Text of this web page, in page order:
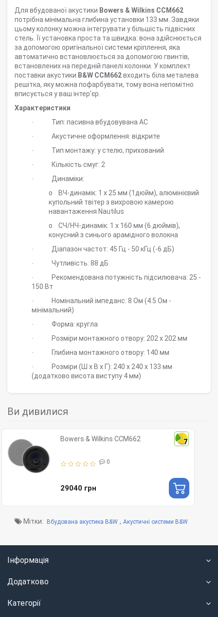
Для вбудованої акустики Bowers & Wilkins CCM662
потрібна мінімальна глибина установки 133 мм. Завдяки
цьому колонку можна інтегрувати у більшість підвісних
стель. Її установка проста та швидка: вона здійснюється
за допомогою оригінальної системи кріплення, яка
автоматично встановлюється за допомогою гвинтів,
встановлених на передній панелі колонки. У комплект
поставки акустики B&W CCM662входить біла металева
решітка, яку можна пофарбувати, тому вона непомітно
вписується у ваш інтер'єр.
Характеристики
· Тип: пасивна вбудовувана АС
· Акустичне оформлення: відкрите
· Тип монтажу: у стелю, прихований
· Кількість смуг: 2
·
Динаміки:
o
ВЧ-динамік: 1 х 25 мм (1дюйм), алюмінієвий
купольний твітер з вихровою камерою
навантаження Nautilus
o
СЧ/НЧ-динамік: 1 х 160 мм (6 дюймів),
конусний з синього арамідного волокна
· Діапазон частот: 45 Гц - 50 кГц (-6 дБ)
· Чутливість: 88 дБ
·
Рекомендована потужність підсилювача: 25 -
150 Вт
·
Номінальний імпеданс: 8 Ом (4.5 Ом -
мінімальний)
· Форма: кругла
· Розміри монтажного отвору: 202 х 202 мм
· Глибина монтажного отвору: 140 мм
· Розміри (Ш x В x Г): 240 x240 х 133 мм
(додатково висота виступу 4 мм)
Ви дивилися
7
Bowers & Wilkins CCM662
0
29040 грн
Мітки: Вбудована акустика B&W , Акустичні системи B&W
Інформація
Додатково
Категорії